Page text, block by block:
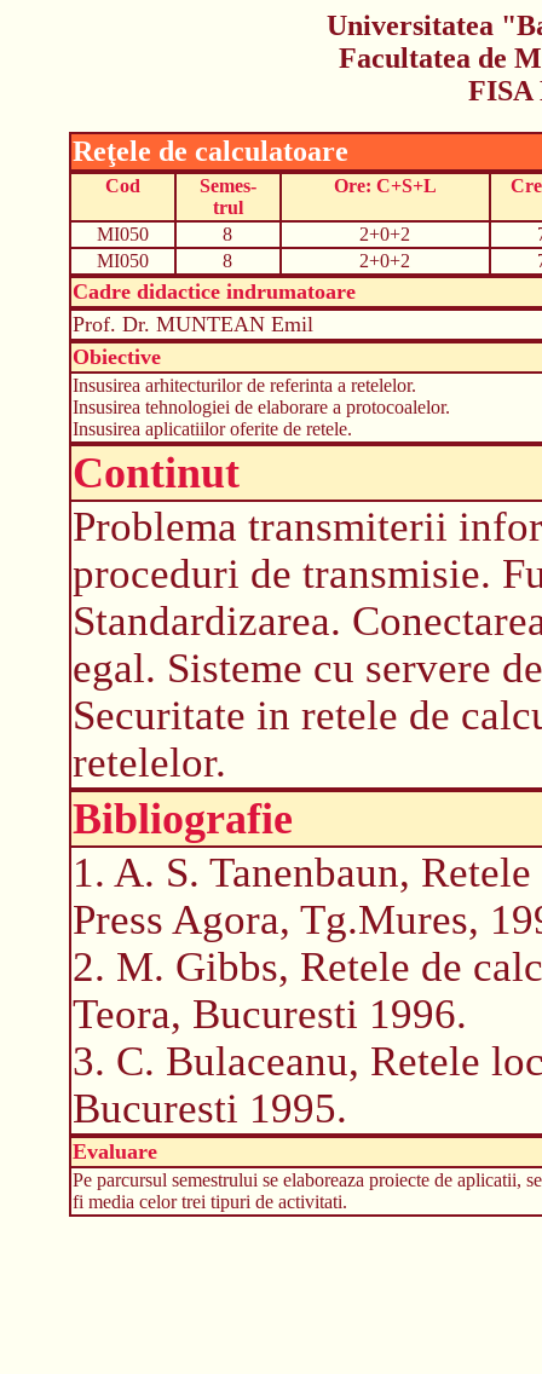
Universitatea
Facultatea de
FISA
Reţele de calculatoare
Cod
Semes-
trul
Ore: C+S+L
MI050 8 2+0+2
MI050
8 2+0+2
Cadre didactice indrumatoare
Prof. Dr. MUNTEAN Emil
Obiective
Insusirea arhitecturilor de referinta a retelelor.
Insusirea tehnologiei de elaborare a protocoalelor.
Insusirea aplicatiilor oferite de retele.
Continut
Problema transmiterii
proceduri de transmisie.
Standardizarea.
egal. Sisteme cu servere
Securitate in retele de
retelelor.
Bibliografie
1. A. S. Tanenbaun,
Press Agora, Tg.Mures,
2. M. Gibbs, Retele de
Teora, Bucuresti 1996.
3. C. Bulaceanu, Retele
Bucuresti 1995.
Evaluare
Pe parcursul semestrului se elaboreaza proiecte de aplicatii,
fi media celor trei tipuri de activitati.